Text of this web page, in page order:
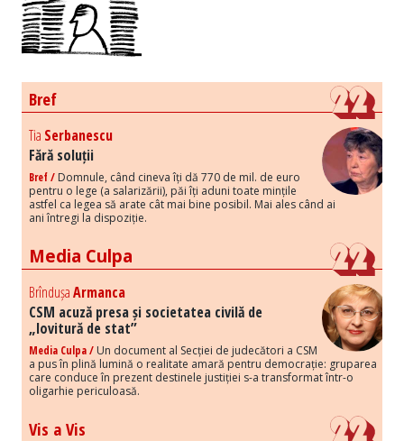
Bref
Tia Serbanescu
Fără soluții
Bref / Domnule, când cineva îți dă 770 de mil. de euro
pentru o lege (a salarizării), păi îți aduni toate mințile
astfel ca legea să arate cât mai bine posibil. Mai ales când ai
ani întregi la dispoziție.
Media Culpa
BrîndușaArmanca
CSM acuză presa și societatea civilă de
„lovitură de stat”
Media Culpa / Un document al Secției de judecători a CSM
a pus în plină lumină o realitate amară pentru democrație: gruparea
care conduce în prezent destinele justiției s-a transformat într-o
oligarhie periculoasă.
Vis a Vis